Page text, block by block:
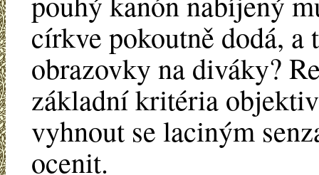
církve pokoutně dodá, a
obrazovky na diváky?
základní kritéria
vyhnout se laciným
ocenit.